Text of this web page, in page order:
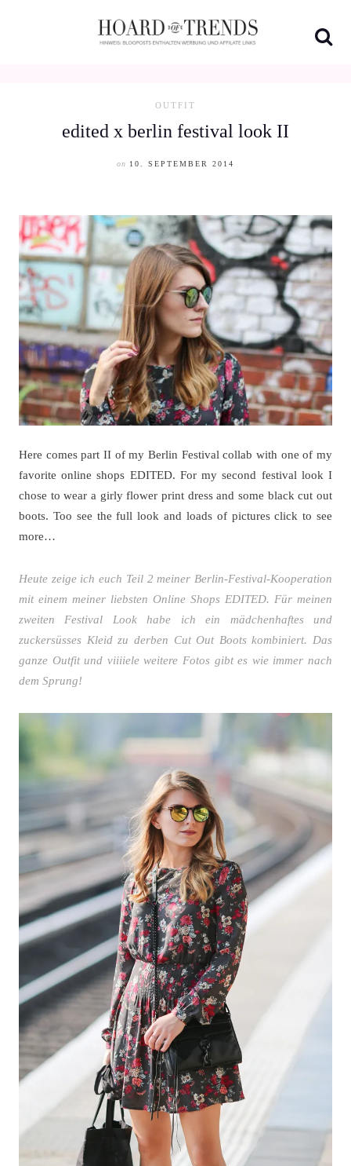
OUTFIT
edited x berlin festival look II
on 10. SEPTEMBER 2014
Here comes part II of my Berlin Festival collab with one of my
favorite online shops EDITED. For my second festival look I
chose to wear a girly flower print dress and some black cut out
boots. Too see the full look and loads of pictures click to see
more…
Heute zeige ich euch Teil 2 meiner Berlin-Festival-Kooperation
mit einem meiner liebsten Online Shops EDITED. Für meinen
zweiten Festival Look habe ich ein mädchenhaftes und
zuckersüsses Kleid zu derben Cut Out Boots kombiniert. Das
ganze Outfit und viiiiele weitere Fotos gibt es wie immer nach
dem Sprung!